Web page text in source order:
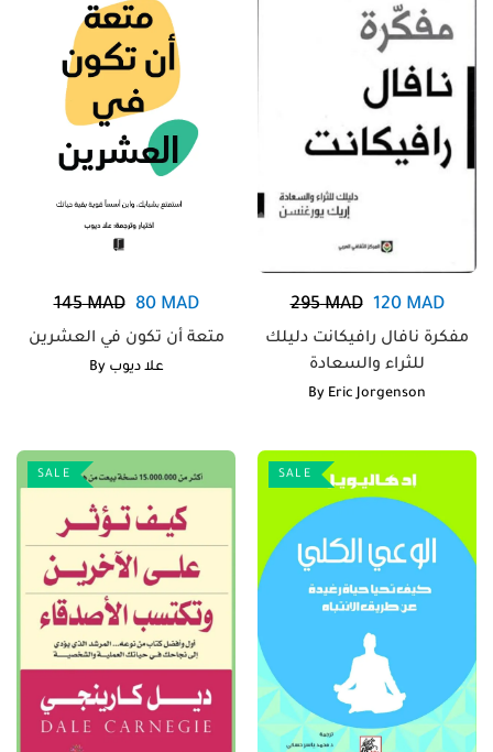
145MAD 80MAD
متعة أن تكون في العشرين
By علا ديوب
295MAD 120MAD
مفكرة نافال رافيكانت دليلك
للثراء والسعادة
By Eric Jorgenson
SALE SALE